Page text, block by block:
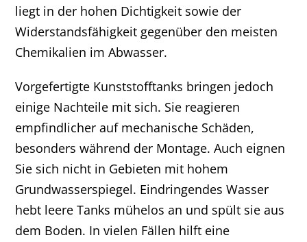
liegt in der hohen Dichtigkeit sowie der
Widerstandsfähigkeit gegenüber den meisten
Chemikalien im Abwasser.
Vorgefertigte Kunststofftanks bringen jedoch
einige Nachteile mit sich. Sie reagieren
empfindlicher auf mechanische Schäden,
besonders während der Montage. Auch eignen
Sie sich nicht in Gebieten mit hohem
Grundwasserspiegel. Eindringendes Wasser
hebt leere Tanks mühelos an und spült sie aus
dem Boden. In vielen Fällen hilft eine